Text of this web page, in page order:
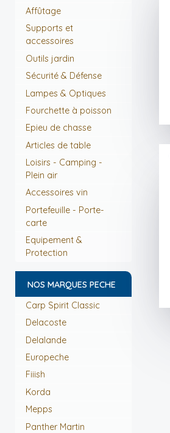
Affûtage
Supports et
accessoires
Outils jardin
Sécurité & Défense
Lampes & Optiques
Fourchette à poisson
Epieu de chasse
Articles de table
Loisirs - Camping -
Plein air
Accessoires vin
Portefeuille - Porte-
carte
Equipement &
Protection
NOS MARQUES PECHE
Carp Spirit Classic
Delacoste
Delalande
Europeche
Fiiish
Korda
Mepps
Panther Martin